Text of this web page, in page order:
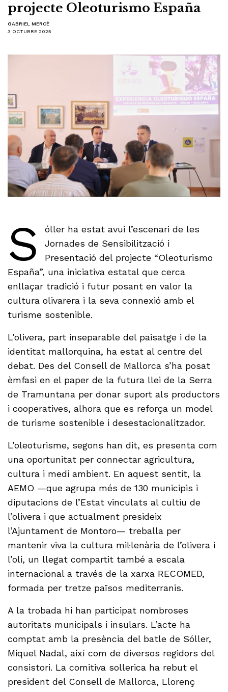
projecte Oleoturismo España
GABRIEL MERCÈ
3 OCTUBRE 2025
S
óller ha estat avui l’escenari de les
Jornades de Sensibilització i
Presentació del projecte “Oleoturismo
España”, una iniciativa estatal que cerca
enllaçar tradició i futur posant en valor la
cultura olivarera i la seva connexió amb el
turisme sostenible.
L’olivera, part inseparable del paisatge i de la
identitat mallorquina, ha estat al centre del
debat. Des del Consell de Mallorca s’ha posat
èmfasi en el paper de la futura llei de la Serra
de Tramuntana per donar suport als productors
i cooperatives, alhora que es reforça un model
de turisme sostenible i desestacionalitzador.
L’oleoturisme, segons han dit, es presenta com
una oportunitat per connectar agricultura,
cultura i medi ambient. En aquest sentit, la
AEMO —que agrupa més de 130 municipis i
diputacions de l’Estat vinculats al cultiu de
l’olivera i que actualment presideix
l’Ajuntament de Montoro— treballa per
mantenir viva la cultura mil·lenària de l’olivera i
l’oli, un llegat compartit també a escala
internacional a través de la xarxa RECOMED,
formada per tretze països mediterranis.
A la trobada hi han participat nombroses
autoritats municipals i insulars. L’acte ha
comptat amb la presència del batle de Sóller,
Miquel Nadal, així com de diversos regidors del
consistori. La comitiva sollerica ha rebut el
president del Consell de Mallorca, Llorenç